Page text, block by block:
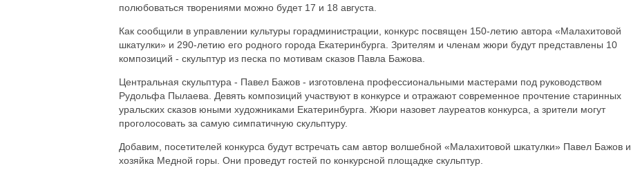
полюбоваться творениями можно будет 17 и 18 августа.
Как сообщили в управлении культуры горадминистрации, конкурс посвящен 150-летию автора «Малахитовой
шкатулки» и 290-летию его родного города Екатеринбурга. Зрителям и членам жюри будут представлены 10
композиций - скульптур из песка по мотивам сказов Павла Бажова.
Центральная скульптура - Павел Бажов - изготовлена профессиональными мастерами под руководством
Рудольфа Пылаева. Девять композиций участвуют в конкурсе и отражают современное прочтение старинных
уральских сказов юными художниками Екатеринбурга. Жюри назовет лауреатов конкурса, а зрители могут
проголосовать за самую симпатичную скульптуру.
Добавим, посетителей конкурса будут встречать сам автор волшебной «Малахитовой шкатулки» Павел Бажов и
хозяйка Медной горы. Они проведут гостей по конкурсной площадке скульптур.